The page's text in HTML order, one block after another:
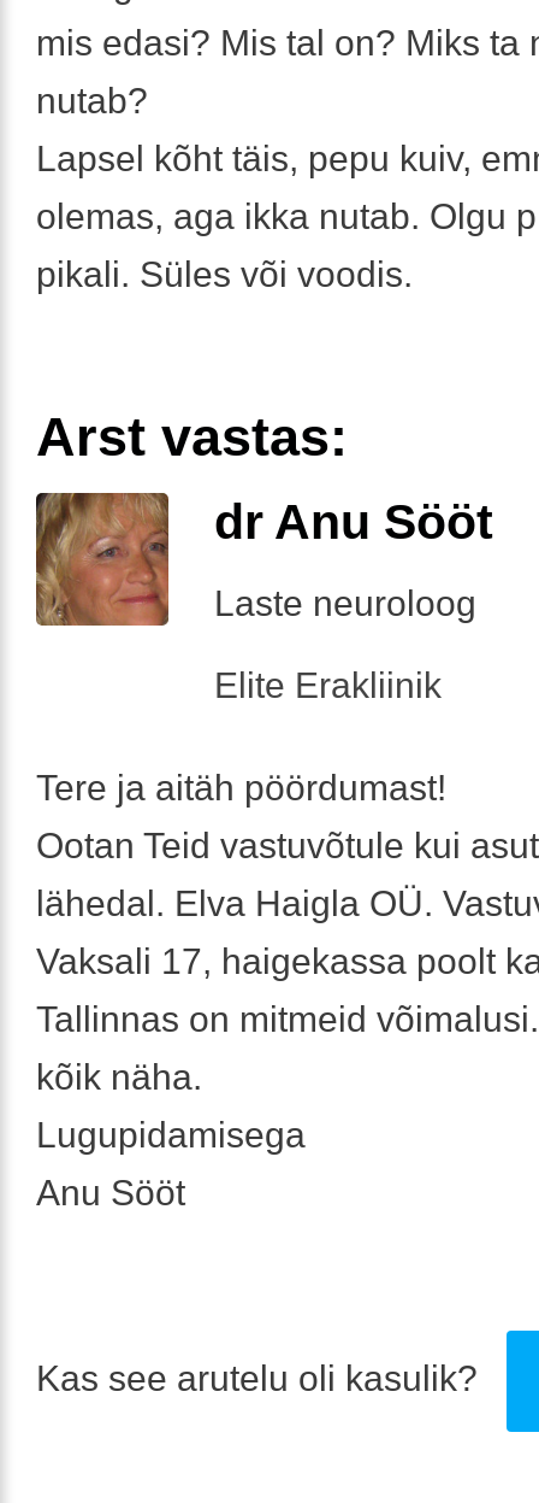
mis edasi? Mis tal on? Miks ta
nutab?
Lapsel kõht täis, pepu kuiv,
olemas, aga ikka nutab. Olgu
pikali. Süles või voodis.
Arst vastas:
dr Anu Sööt
Laste neuroloog
Elite Erakliinik
Tere ja aitäh pöördumast!
Ootan Teid vastuvõtule kui
lähedal. Elva Haigla OÜ.
Vaksali 17, haigekassa poolt
Tallinnas on mitmeid
kõik näha.
Lugupidamisega
Anu Sööt
Kas see arutelu oli kasulik?